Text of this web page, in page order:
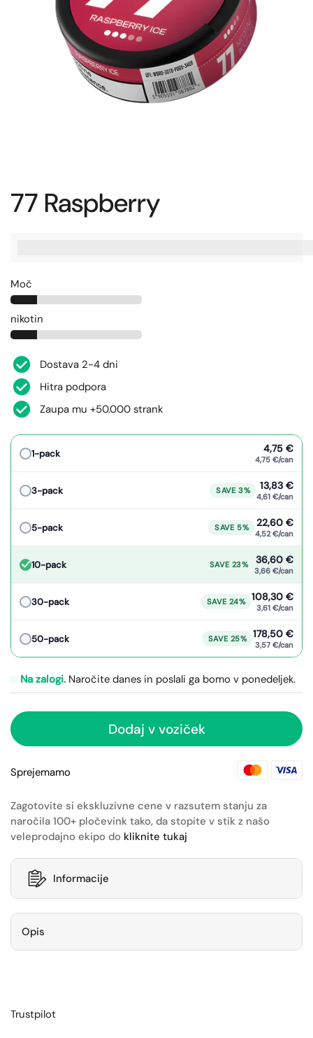
77 Raspberry
Moč
nikotin
Dostava 2-4 dni
Hitra podpora
Zaupa mu +50.000 strank
1-pack 4,75 €
4,75 €/can
3-pack SAVE 3% 13,83 €
4,61 €/can
5-pack SAVE 5% 22,60 €
4,52 €/can
10-pack SAVE 23% 36,60 €
3,66 €/can
30-pack SAVE 24% 108,30 €
3,61 €/can
50-pack SAVE 25% 178,50 €
3,57 €/can
Na zalogi. Naročite danes in poslali ga bomo v ponedeljek.
Dodaj v voziček
Sprejemamo
Zagotovite si ekskluzivne cene v razsutem stanju za
naročila 100+ pločevink tako, da stopite v stik z našo
veleprodajno ekipo do kliknite tukaj
Informacije
Opis
Trustpilot